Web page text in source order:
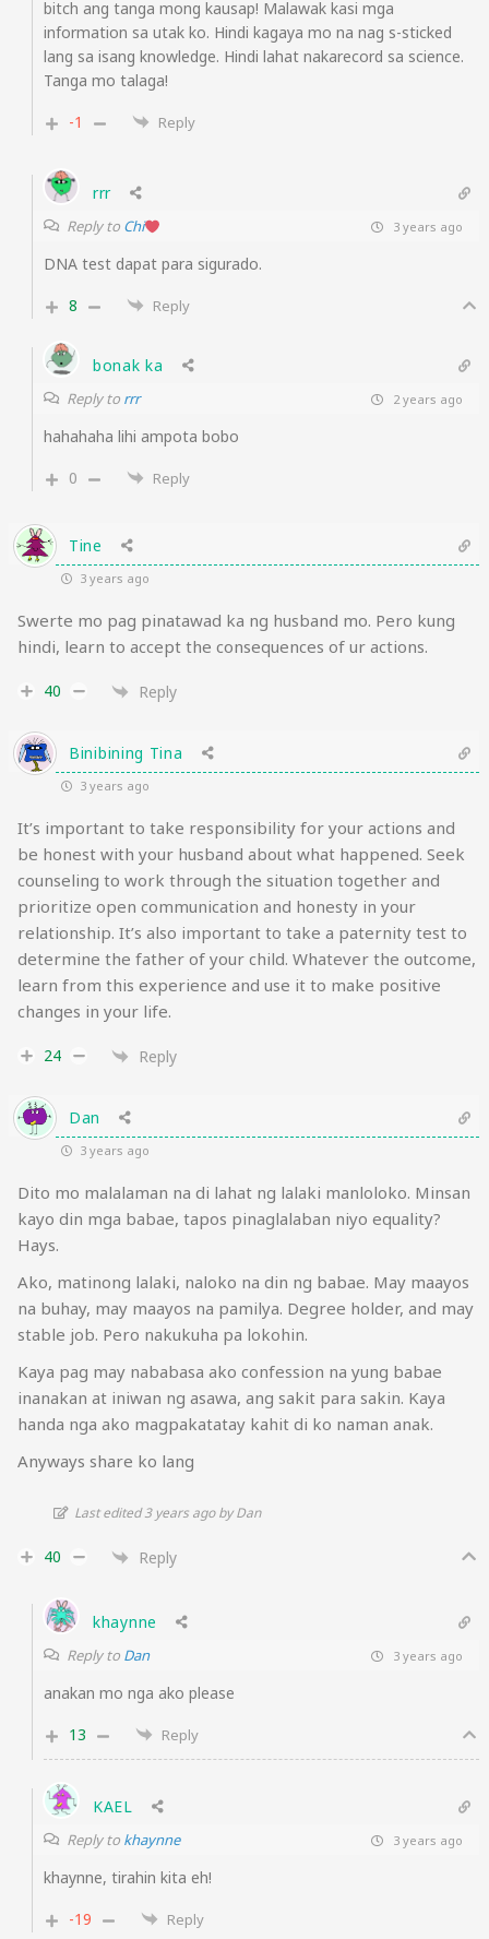
bitch ang tanga mong kausap! Malawak kasi mga
information sa utak ko. Hindi kagaya mo na nag s-sticked
lang sa isang knowledge. Hindi lahat nakarecord sa science.
Tanga mo talaga!
-1
Reply
rrr
Reply to Chi 3 years ago
DNA test dapat para sigurado.
8
Reply
bonak ka
Reply to rrr 2 years ago
hahahaha lihi ampota bobo
0
Reply
Tine
3 years ago
Swerte mo pag pinatawad ka ng husband mo. Pero kung
hindi, learn to accept the consequences of ur actions.
40 Reply
Binibining Tina
3 years ago
It’s important to take responsibility for your actions and
be honest with your husband about what happened. Seek
counseling to work through the situation together and
prioritize open communication and honesty in your
relationship. It’s also important to take a paternity test to
determine the father of your child. Whatever the outcome,
learn from this experience and use it to make positive
changes in your life.
24 Reply
Dan
3 years ago
Dito mo malalaman na di lahat ng lalaki manloloko. Minsan
kayo din mga babae, tapos pinaglalaban niyo equality?
Hays.
Ako, matinong lalaki, naloko na din ng babae. May maayos
na buhay, may maayos na pamilya. Degree holder, and may
stable job. Pero nakukuha pa lokohin.
Kaya pag may nababasa ako confession na yung babae
inanakan at iniwan ng asawa, ang sakit para sakin. Kaya
handa nga ako magpakatatay kahit di ko naman anak.
Anyways share ko lang
Last edited 3 years ago by Dan
40 Reply
khaynne
Reply to Dan 3 years ago
anakan mo nga ako please
13
Reply
KAEL
Reply to khaynne 3 years ago
khaynne, tirahin kita eh!
-19
Reply